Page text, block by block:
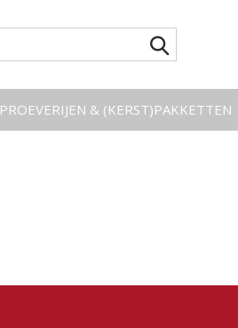
PROEVERIJEN & (KERST)PAKKETTEN